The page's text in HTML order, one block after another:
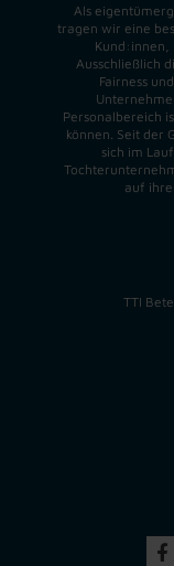
Als
tragen wir eine
Kund:innen,
Ausschließlich
Fairness
Personalbereich
können. Seit der
sich im
auf
TTI